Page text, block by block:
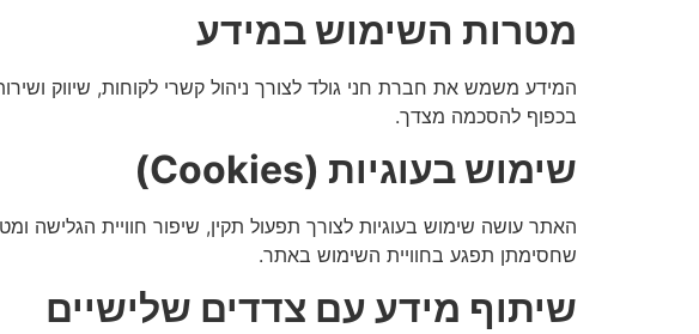
מטרות השימוש במידע
המידע משמש את חברת חני גולד לצורך ניהול קשרי לקוחות, שיווק
בכפוף להסכמה מצדך.
שימוש בעוגיות (Cookies)
האתר עושה שימוש בעוגיות לצורך תפעול תקין, שיפור חוויית הגלישה
שחסימתן תפגע בחוויית השימוש באתר.
שיתוף מידע עם צדדים שלישיים